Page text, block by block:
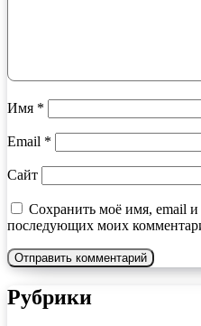
Имя *
Email *
Сайт
Сохранить моё имя, email и
последующих моих
Рубрики